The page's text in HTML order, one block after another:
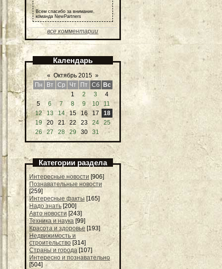
Всем спасибо за внимание,
команда NewPartners
все комментарии
Календарь
« Октябрь 2015 »
Пн
Вт Ср Чт Пт Сб
Вс
1
2 3
4
5
6 7 8 9 10
11
12
13 14 15 16 17
18
19
20 21 22 23 24
25
26
27 28 29 30 31
Категории раздела
Интересные новости [906]
Познавательные новости
[259]
Интересные факты [165]
Надо знать [200]
Авто новости [243]
Техника и наука [99]
Красота и здоровье [193]
Недвижимость и
строительство [314]
Страны и города [107]
Интересно и познавательно
[504]